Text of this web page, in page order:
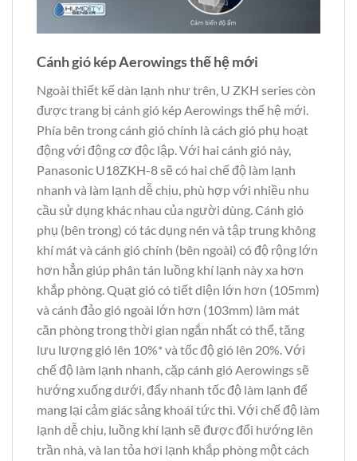
Cánh gió kép Aerowings thế hệ mới
Ngoài thiết kế dàn lạnh như trên, U ZKH series còn
được trang bị cánh gió kép Aerowings thế hệ mới.
Phía bên trong cánh gió chính là cách gió phụ hoạt
động với động cơ độc lập. Với hai cánh gió này,
Panasonic U18ZKH-8 sẽ có hai chế độ làm lạnh
nhanh và làm lạnh dễ chịu, phù hợp với nhiều nhu
cầu sử dụng khác nhau của người dùng. Cánh gió
phụ (bên trong) có tác dụng nén và tập trung không
khí mát và cánh gió chính (bên ngoài) có độ rộng lớn
hơn hẳn giúp phân tán luồng khí lạnh này xa hơn
khắp phòng. Quạt gió có tiết diện lớn hơn (105mm)
và cánh đảo gió ngoài lớn hơn (103mm) làm mát
căn phòng trong thời gian ngắn nhất có thể, tăng
lưu lượng gió lên 10%* và tốc độ gió lên 20%. Với
chế độ làm lạnh nhanh, cặp cánh gió Aerowings sẽ
hướng xuống dưới, đẩy nhanh tốc độ làm lạnh để
mang lại cảm giác sảng khoái tức thì. Với chế độ làm
lạnh dễ chịu, luồng khí lạnh sẽ được đổi hướng lên
trần nhà, và lan tỏa hơi lạnh khắp phòng một cách